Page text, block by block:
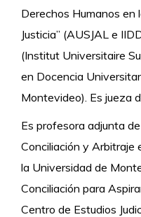
Derechos Humanos en
Justicia” (AUSJAL e
(Institut Universitaire
en Docencia
Montevideo). Es jueza
Es profesora adjunta
Conciliación y Arbitraje
la Universidad de
Conciliación para
Centro de Estudios